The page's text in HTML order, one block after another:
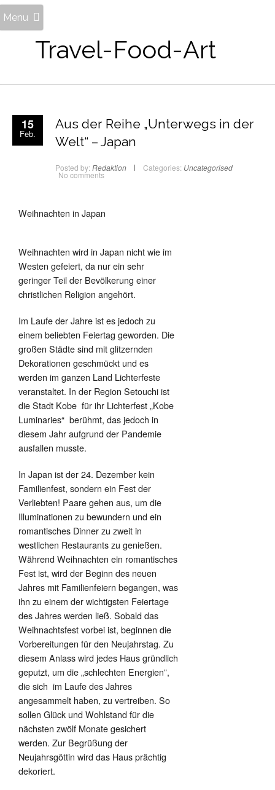
Travel-Food-Art
Menu
15
Feb.
Aus der Reihe „Unterwegs in der
Welt“ – Japan
Posted by: Redaktion Categories: Uncategorised
No comments
Weihnachten in Japan
Weihnachten wird in Japan nicht wie im
Westen gefeiert, da nur ein sehr
geringer Teil der Bevölkerung einer
christlichen Religion angehört.
Im Laufe der Jahre ist es jedoch zu
einem beliebten Feiertag geworden. Die
großen Städte sind mit glitzernden
Dekorationen geschmückt und es
werden im ganzen Land Lichterfeste
veranstaltet. In der Region Setouchi ist
die Stadt Kobe für ihr Lichterfest „Kobe
Luminaries“ berühmt, das jedoch in
diesem Jahr aufgrund der Pandemie
ausfallen musste.
In Japan ist der 24. Dezember kein
Familienfest, sondern ein Fest der
Verliebten! Paare gehen aus, um die
Illuminationen zu bewundern und ein
romantisches Dinner zu zweit in
westlichen Restaurants zu genießen.
Während Weihnachten ein romantisches
Fest ist, wird der Beginn des neuen
Jahres mit Familienfeiern begangen, was
ihn zu einem der wichtigsten Feiertage
des Jahres werden ließ. Sobald das
Weihnachtsfest vorbei ist, beginnen die
Vorbereitungen für den Neujahrstag. Zu
diesem Anlass wird jedes Haus gründlich
geputzt, um die „schlechten Energien”,
die sich im Laufe des Jahres
angesammelt haben, zu vertreiben. So
sollen Glück und Wohlstand für die
nächsten zwölf Monate gesichert
werden. Zur Begrüßung der
Neujahrsgöttin wird das Haus prächtig
dekoriert.